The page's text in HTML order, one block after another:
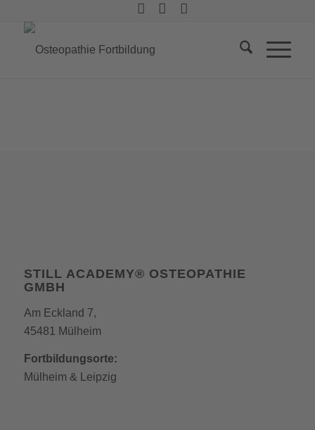
STILL ACADEMY® OSTEOPATHIE
GMBH
Am Eckland 7,
45481 Mülheim
Fortbildungsorte:
Mülheim & Leipzig